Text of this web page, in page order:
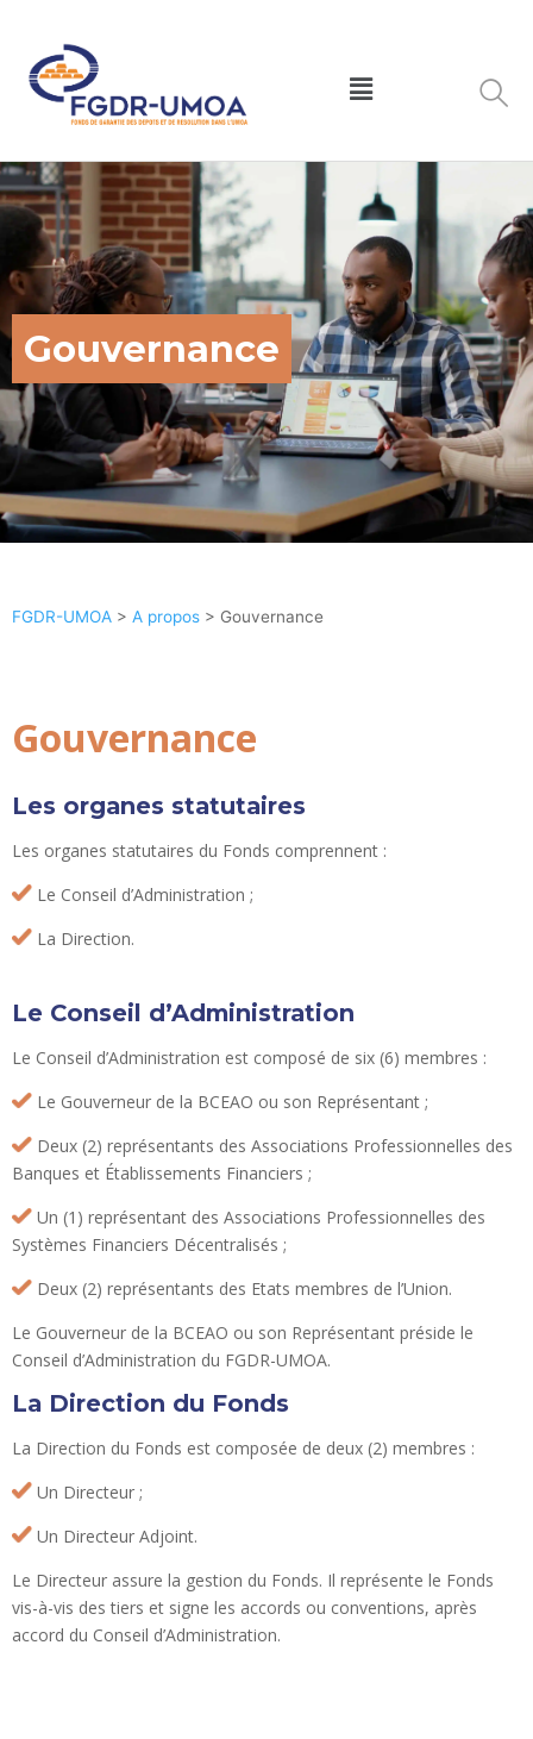
Gouvernance
FGDR-UMOA > A propos > Gouvernance
Gouvernance
Les organes statutaires
Les organes statutaires du Fonds comprennent :
Le Conseil d’Administration ;
La Direction.
Le Conseil d’Administration
Le Conseil d’Administration est composé de six (6) membres :
Le Gouverneur de la BCEAO ou son Représentant ;
Deux (2) représentants des Associations Professionnelles des
Banques et Établissements Financiers ;
Un (1) représentant des Associations Professionnelles des
Systèmes Financiers Décentralisés ;
Deux (2) représentants des Etats membres de l’Union.
Le Gouverneur de la BCEAO ou son Représentant préside le
Conseil d’Administration du FGDR-UMOA.
La Direction du Fonds
La Direction du Fonds est composée de deux (2) membres :
Un Directeur ;
Un Directeur Adjoint.
Le Directeur assure la gestion du Fonds. Il représente le Fonds
vis-à-vis des tiers et signe les accords ou conventions, après
accord du Conseil d’Administration.